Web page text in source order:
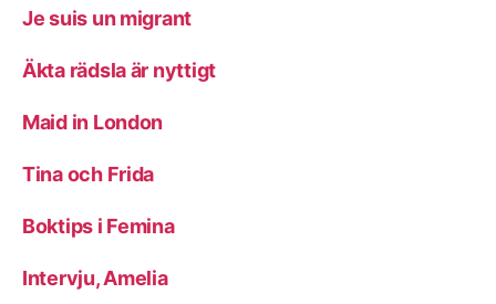
Je suis un migrant
Äkta rädsla är nyttigt
Maid in London
Tina och Frida
Boktips i Femina
Intervju, Amelia